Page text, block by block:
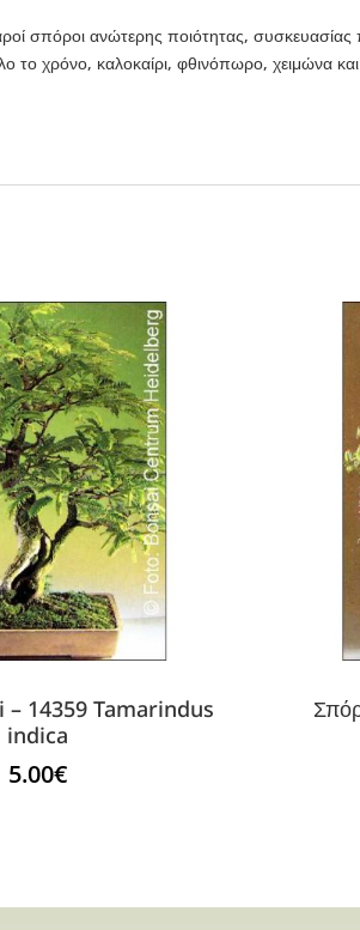
σπόροι ανώτερης ποιότητας,
χρόνο, καλοκαίρι, φθινόπωρο, χειμώνα και
– 14359 Tamarindus
indica
5.00€